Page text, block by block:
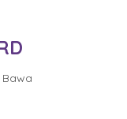
Bawa